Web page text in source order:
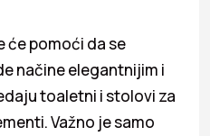
će pomoći da se
načine elegantnijim i
toaletni i stolovi za
Važno je samo